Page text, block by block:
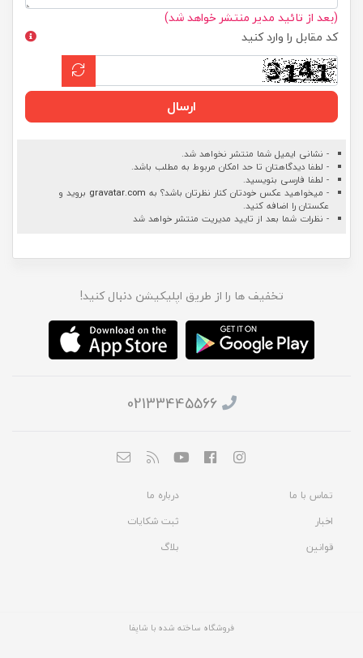
(بعد از تائید مدیر منتشر خواهد شد)
کد مقابل را وارد کنید
ارسال
- نشانی ایمیل شما منتشر نخواهد شد.
- لطفا دیدگاهتان تا حد امکان مربوط به مطلب باشد.
- لطفا فارسی بنویسید.
- میخواهید عکس خودتان کنار نظرتان باشد؟ به gravatar.com بروید و
عکستان را اضافه کنید.
- نظرات شما بعد از تایید مدیریت منتشر خواهد شد
تخفیف ها را از طریق اپلیکیشن دنبال کنید!
02133445566
تماس با ما
درباره ما
اخبار
ثبت شکایات
قوانین
بلاگ
فروشگاه ساخته شده با شاپفا